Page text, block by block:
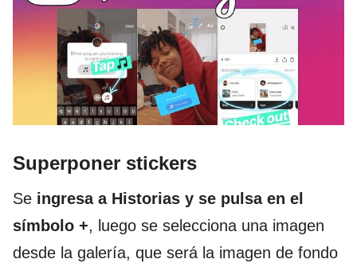
Superponer stickers
Se ingresa a Historias y se pulsa en el
símbolo +, luego se selecciona una imagen
desde la galería, que será la imagen de fondo